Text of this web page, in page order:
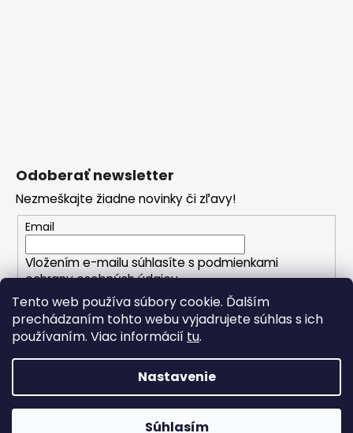
Tento web používa súbory cookie. Ďalším
prechádzaním tohto webu vyjadrujete súhlas s ich
používaním. Viac informácií tu.
Nastavenie
Súhlasím
Odoberať newsletter
Nezmeškajte žiadne novinky či zľavy!
Email
Vložením e-mailu súhlasíte spodmienkami
ochrany osobných údajov
PRIHLÁSIŤ SA
Copyright 2026CRIBS.sk - váš módny butik. Všetky
práva vyhradené.